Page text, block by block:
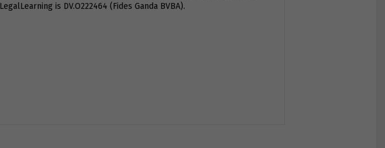
is DV.O222464 (Fides Ganda BVBA).